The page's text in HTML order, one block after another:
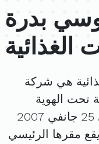
بدرة
الغذائية
هي شركة
تحت الهوية
. تم تأسيسها في 25 جانفي 2007
مقرها الرئيسي